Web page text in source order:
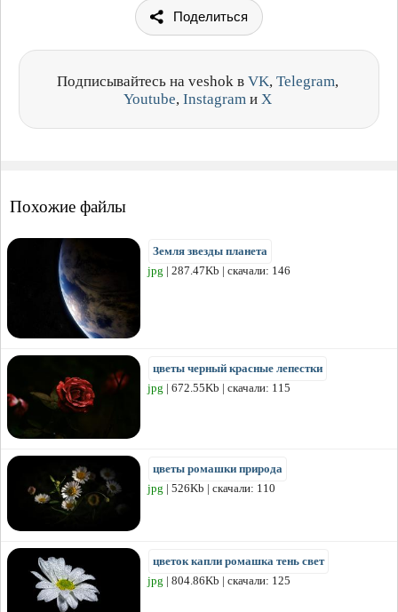
Поделиться
Подписывайтесь на veshok в VK, Telegram,
Youtube, Instagram и X
Похожие файлы
Земля звезды планета
jpg | 287.47Kb | скачали: 146
цветы черный красные лепестки
jpg | 672.55Kb | скачали: 115
цветы ромашки природа
jpg | 526Kb | скачали: 110
цветок капли ромашка тень свет
jpg | 804.86Kb | скачали: 125